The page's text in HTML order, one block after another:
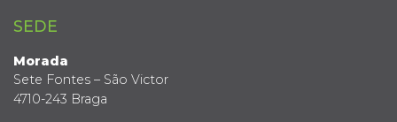
SEDE
Morada
Sete Fontes – São Victor
4710-243 Braga